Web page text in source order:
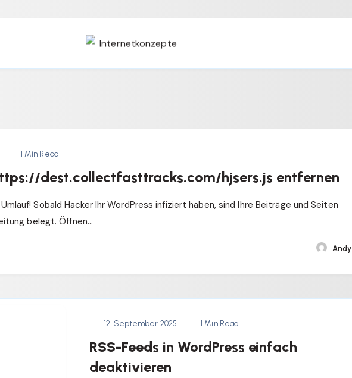
1 Min Read
dest.collectfasttracks.com/hjsers.js entfernen
Sobald Hacker Ihr WordPress infiziert haben, sind Ihre Beiträge und Seiten
belegt. Öffnen…
Andy
12. September 2025 1 Min Read
RSS-Feeds in WordPress einfach
deaktivieren